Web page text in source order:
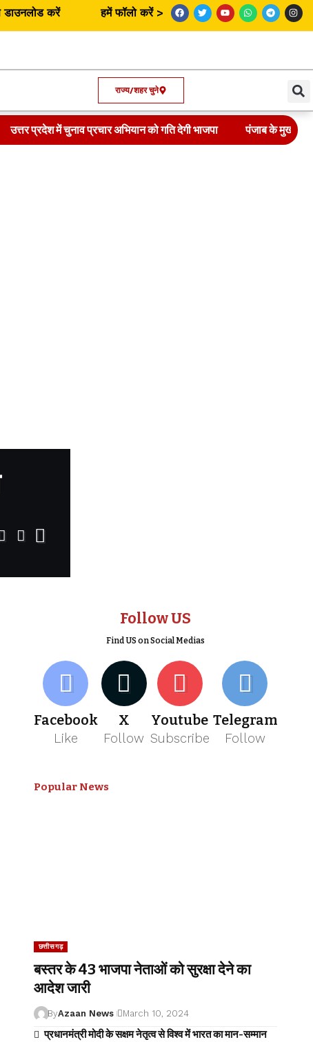
करें हमें फॉलो करें >
राज्य/शहर चुने
उत्तर प्रदेश में चुनाव प्रचार अभियान को गति देगी भाजपा पंजाब के
Follow US
Find US on Social Medias
Facebook
Like
X
Follow
Youtube
Subscribe
Telegram
Follow
Popular News
छत्तीसगढ़
बस्तर के 43 भाजपा नेताओं को सुरक्षा देने का
आदेश जारी
ByAzaan News March 10, 2024
प्रधानमंत्री मोदी के सक्षम नेतृत्व से विश्व में भारत का मान-सम्मान